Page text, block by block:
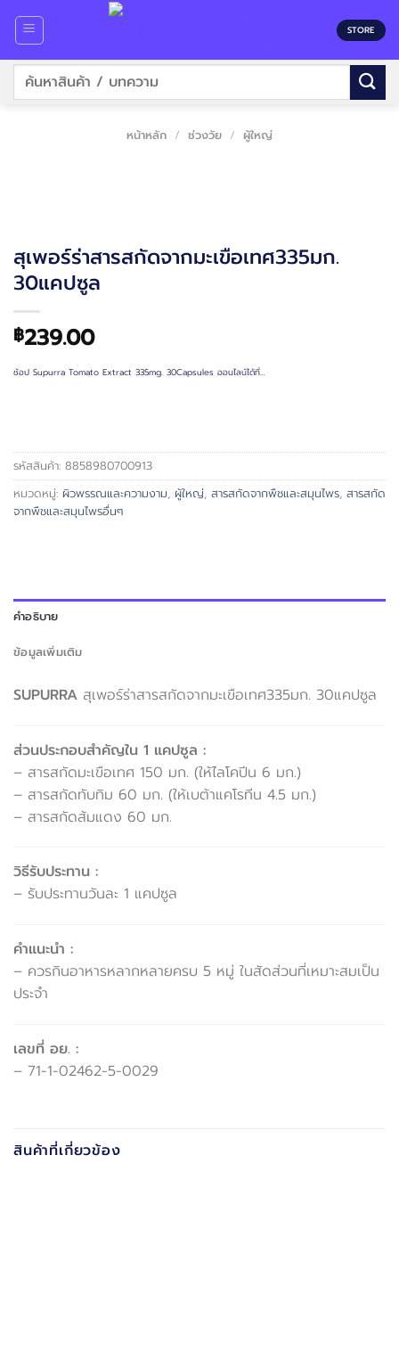
content
STORE
ค้นหา:
หน้าหลัก / ช่วงวัย / ผู้ใหญ่
สุเพอร์ร่าสารสกัดจากมะเขือเทศ335มก.
30แคปซูล
฿239.00
ช้อป Supurra Tomato Extract 335mg. 30Capsules ออนไลน์ได้ที่…
รหัสสินค้า: 8858980700913
หมวดหมู่: ผิวพรรณและความงาม, ผู้ใหญ่, สารสกัดจากพืชและสมุนไพร, สารสกัด
จากพืชและสมุนไพรอื่นๆ
คำอธิบาย
ข้อมูลเพิ่มเติม
SUPURRA สุเพอร์ร่าสารสกัดจากมะเขือเทศ335มก. 30แคปซูล
ส่วนประกอบสำคัญใน 1 แคปซูล :
– สารสกัดมะเขือเทศ 150 มก. (ให้ไลโคปีน 6 มก.)
– สารสกัดทับทิม 60 มก. (ให้เบต้าแคโรทีน 4.5 มก.)
– สารสกัดส้มแดง 60 มก.
วิธีรับประทาน :
– รับประทานวันละ 1 แคปซูล
คำแนะนำ :
– ควรกินอาหารหลากหลายครบ 5 หมู่ ในสัดส่วนที่เหมาะสมเป็น
ประจำ
เลขที่ อย. :
– 71-1-02462-5-0029
สินค้าที่เกี่ยวข้อง